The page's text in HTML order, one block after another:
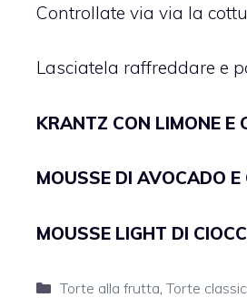
Controllate via via la
Lasciatela raffreddare e
KRANTZ CON LIMONE E
MOUSSE DI AVOCADO E
MOUSSE LIGHT DI
Categorie
Torte alla frutta ,Torte